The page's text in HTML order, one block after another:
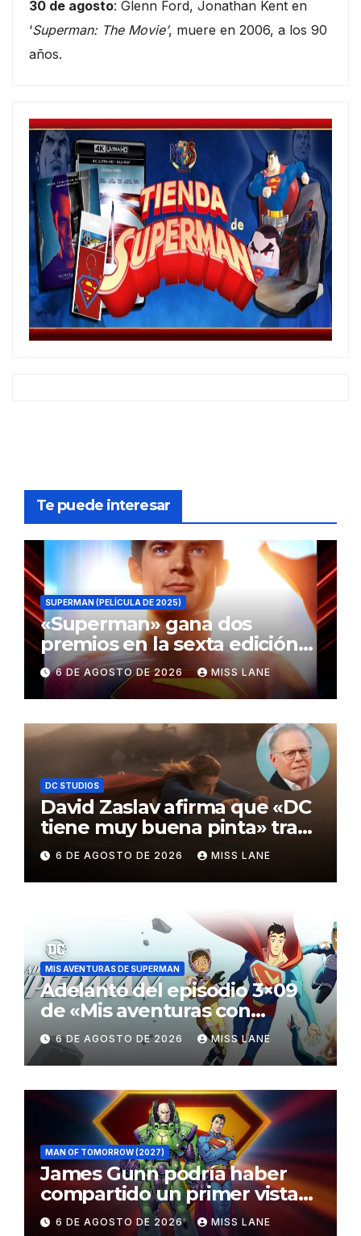
30 de agosto: Glenn Ford, Jonathan Kent en
‘Superman: The Movie’, muere en 2006, a los 90
años.
Te puede interesar
SUPERMAN (PELÍCULA DE 2025)
«Superman» gana dos
premios en la sexta edición
de los Critics Choice Super
Awards
6 DE AGOSTO DE 2026 MISS LANE
DC STUDIOS
David Zaslav afirma que «DC
tiene muy buena pinta» tras
el fracaso de «Supergirl»
6 DE AGOSTO DE 2026 MISS LANE
MIS AVENTURAS DE SUPERMAN
Adelanto del episodio 3×09
de «Mis aventuras con
Superman»
6 DE AGOSTO DE 2026 MISS LANE
MAN OF TOMORROW (2027)
James Gunn podría haber
compartido un primer vistazo
al traje de Brainiac
6 DE AGOSTO DE 2026 MISS LANE